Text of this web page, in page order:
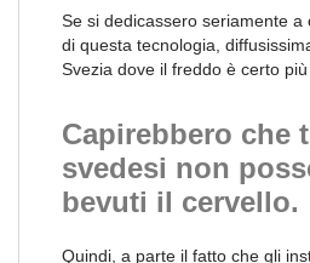
Se si dedicassero seriamente
di questa tecnologia,
Svezia dove il freddo è certo
Capirebbero che
svedesi non
bevuti il cervello.
Quindi, a parte il fatto che gli